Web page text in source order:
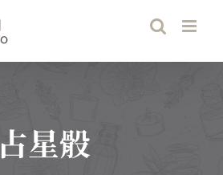
占星骰